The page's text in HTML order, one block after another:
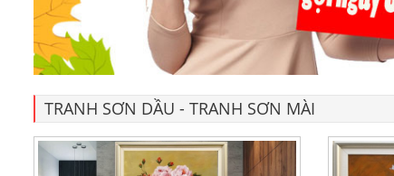
TRANH SƠN DẦU - TRANH SƠN MÀI